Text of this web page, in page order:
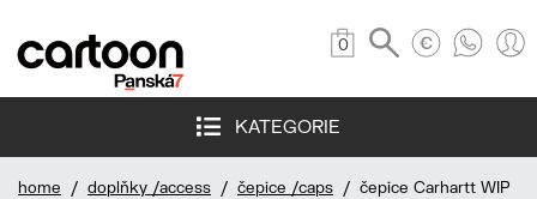
0
KATEGORIE
home / doplňky /access / čepice /caps / čepice Carhartt WIP